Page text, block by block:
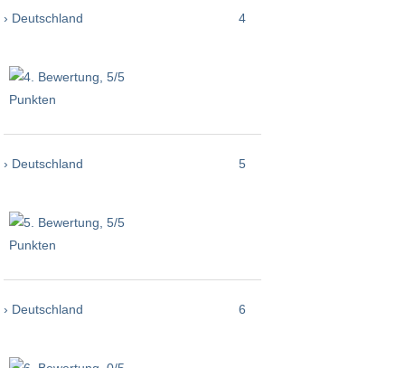
› Deutschland 4
› Deutschland 5
› Deutschland 6